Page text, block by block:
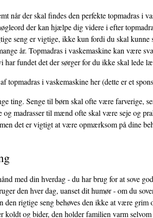
når der skal findes den perfekte topmadras i
der kan hjælpe dig videre i efter
seng er vigtige, ikke kun fordi du skal kunne
år. Topmadras i vaskemaskine kan være
har fundet det der sørger for du ikke skal lede
topmadras i vaskemaskine her(dette er et
ting. Senge til børn skal ofte være farverige,
og madrasser til mænd ofte skal være seje og
det er vigtigt at være opmærksom på dine
med din hverdag - du har brug for at sove
den hver dag, uanset dit humør - om du
den rigtige seng behøves den ikke at være grim
koldt og bider, den holder familien varm